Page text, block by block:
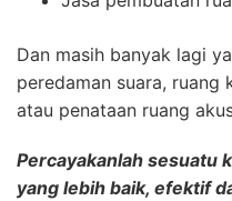
Dan masih banyak lagi
peredaman suara, ruang
atau penataan ruang
Percayakanlah sesuatu
yang lebih baik, efektif